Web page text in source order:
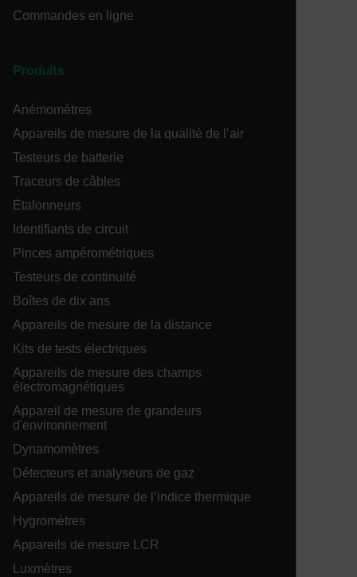
Commandes en ligne
Produits
Anémomètres
Appareils de mesure de la qualité de l’air
Testeurs de batterie
Traceurs de câbles
Étalonneurs
Identifiants de circuit
Pinces ampérométriques
Testeurs de continuité
Boîtes de dix ans
Appareils de mesure de la distance
Kits de tests électriques
Appareils de mesure des champs
électromagnétiques
Appareil de mesure de grandeurs
d'environnement
Dynamomètres
Détecteurs et analyseurs de gaz
Appareils de mesure de l’indice thermique
Hygromètres
Appareils de mesure LCR
Luxmètres
OpenIdConnect.nonce.
{1-60}
tdfdomain
.AspNetCore.Correlation.[-
.AspNetCore.OpenIdConnect.Nonce.[-